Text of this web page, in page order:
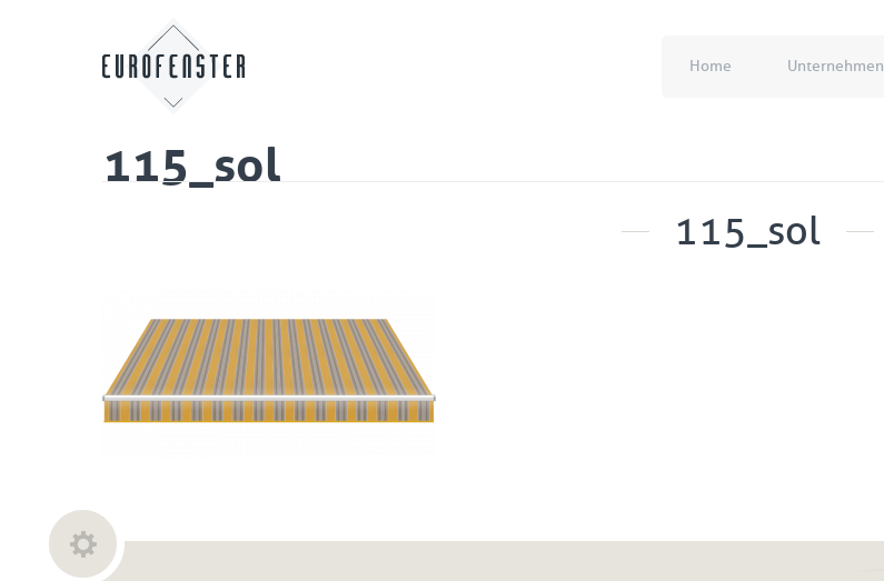
Home Unternehmen
115_sol
115_sol